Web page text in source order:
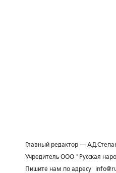
Главный редактор —
Учредитель ООО "Русская
Пишите нам по адресу